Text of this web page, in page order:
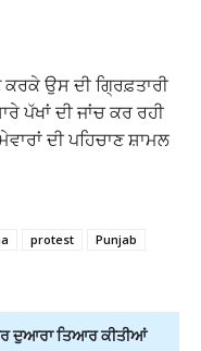
ਉਸ ਦੀ ਗ੍ਰਿਫ਼ਤਾਰੀ
ਪੱਖਾਂ ਦੀ ਜਾਂਚ ਕਰ ਰਹੀ
ਦੀ ਪਹਿਚਾਣ ਸ਼ਾਮਲ
protest
Punjab
ਦੁਆਰਾ ਤਿਆਰ ਕੀਤੀਆਂ